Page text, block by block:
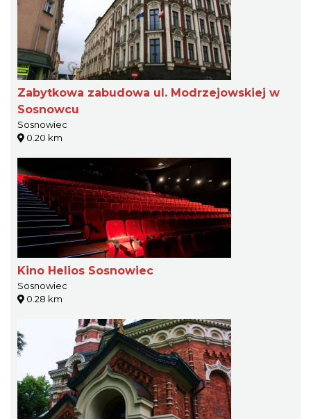
Zabytkowa zabudowa ul. Modrzejowskiej w
Sosnowcu
Sosnowiec
0.20 km
Kino Helios Sosnowiec
Sosnowiec
0.28 km